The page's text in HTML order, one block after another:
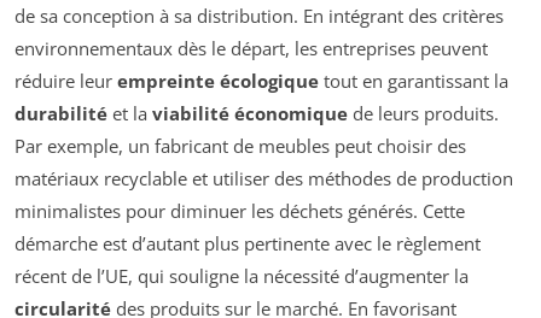
de sa conception à sa distribution. En intégrant des critères
environnementaux dès le départ, les entreprises peuvent
réduire leur empreinte écologique tout en garantissant la
durabilité et la viabilité économique de leurs produits.
Par exemple, un fabricant de meubles peut choisir des
matériaux recyclable et utiliser des méthodes de production
minimalistes pour diminuer les déchets générés. Cette
démarche est d’autant plus pertinente avec le règlement
récent de l’UE, qui souligne la nécessité d’augmenter la
circularité des produits sur le marché. En favorisant